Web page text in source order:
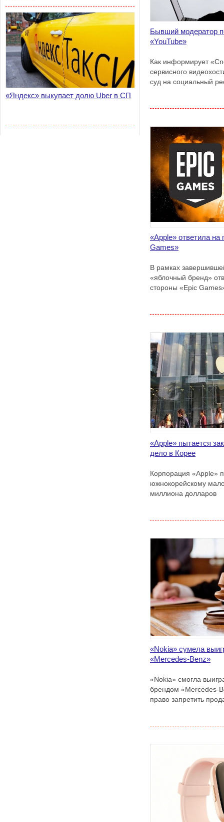
«Яндекс» выкупает долю Uber в СП
Бывший модератор
«YouTube»
Как информирует
сервисного
суд на социальный
«Apple» ответила на
Games»
В рамках
«яблочный бренд»
стороны «Epic
«Apple» пытается
дело в Корее
Корпорация «Apple»
южнокорейскому
миллиона долларов
«Nokia» сумела
«Mercedes-Benz»
«Nokia» смогла
брендом «Mercedes-
право запретить